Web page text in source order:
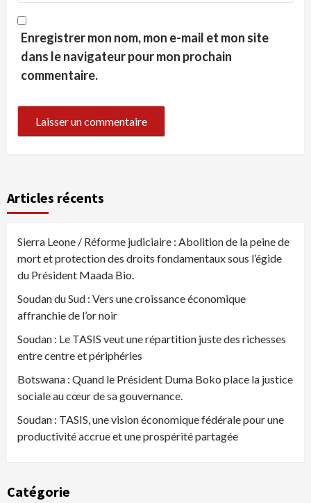
Enregistrer mon nom, mon e-mail et mon site
dans le navigateur pour mon prochain
commentaire.
Articles récents
Sierra Leone / Réforme judiciaire : Abolition de la peine de
mort et protection des droits fondamentaux sous l’égide
du Président Maada Bio.
Soudan du Sud : Vers une croissance économique
affranchie de l’or noir
Soudan : Le TASIS veut une répartition juste des richesses
entre centre et périphéries
Botswana : Quand le Président Duma Boko place la justice
sociale au cœur de sa gouvernance.
Soudan : TASIS, une vision économique fédérale pour une
productivité accrue et une prospérité partagée
Catégorie